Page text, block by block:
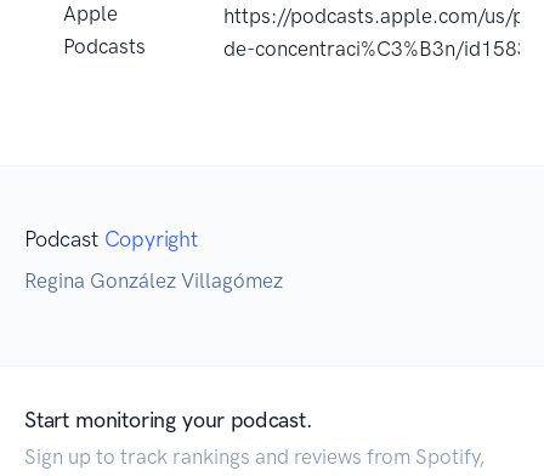
Apple
Podcasts
https://podcasts.apple.com/us/
de-concentraci%C3%B3n/
Podcast Copyright
Regina González Villagómez
Start monitoring your podcast.
Sign up to track rankings and reviews from Spotify,